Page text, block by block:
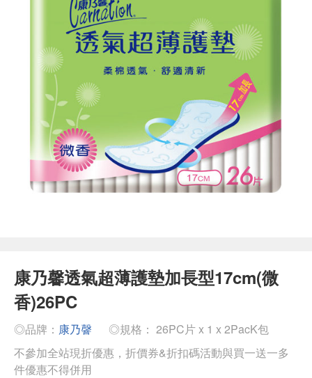
康乃馨透氣超薄護墊加長型17cm(微
香)26PC
◎品牌： 康乃韾
◎規格： 26PC片 x 1 x 2PacK包
不參加全站現折優惠，折價券&折扣碼活動與買一送一多
件優惠不得併用